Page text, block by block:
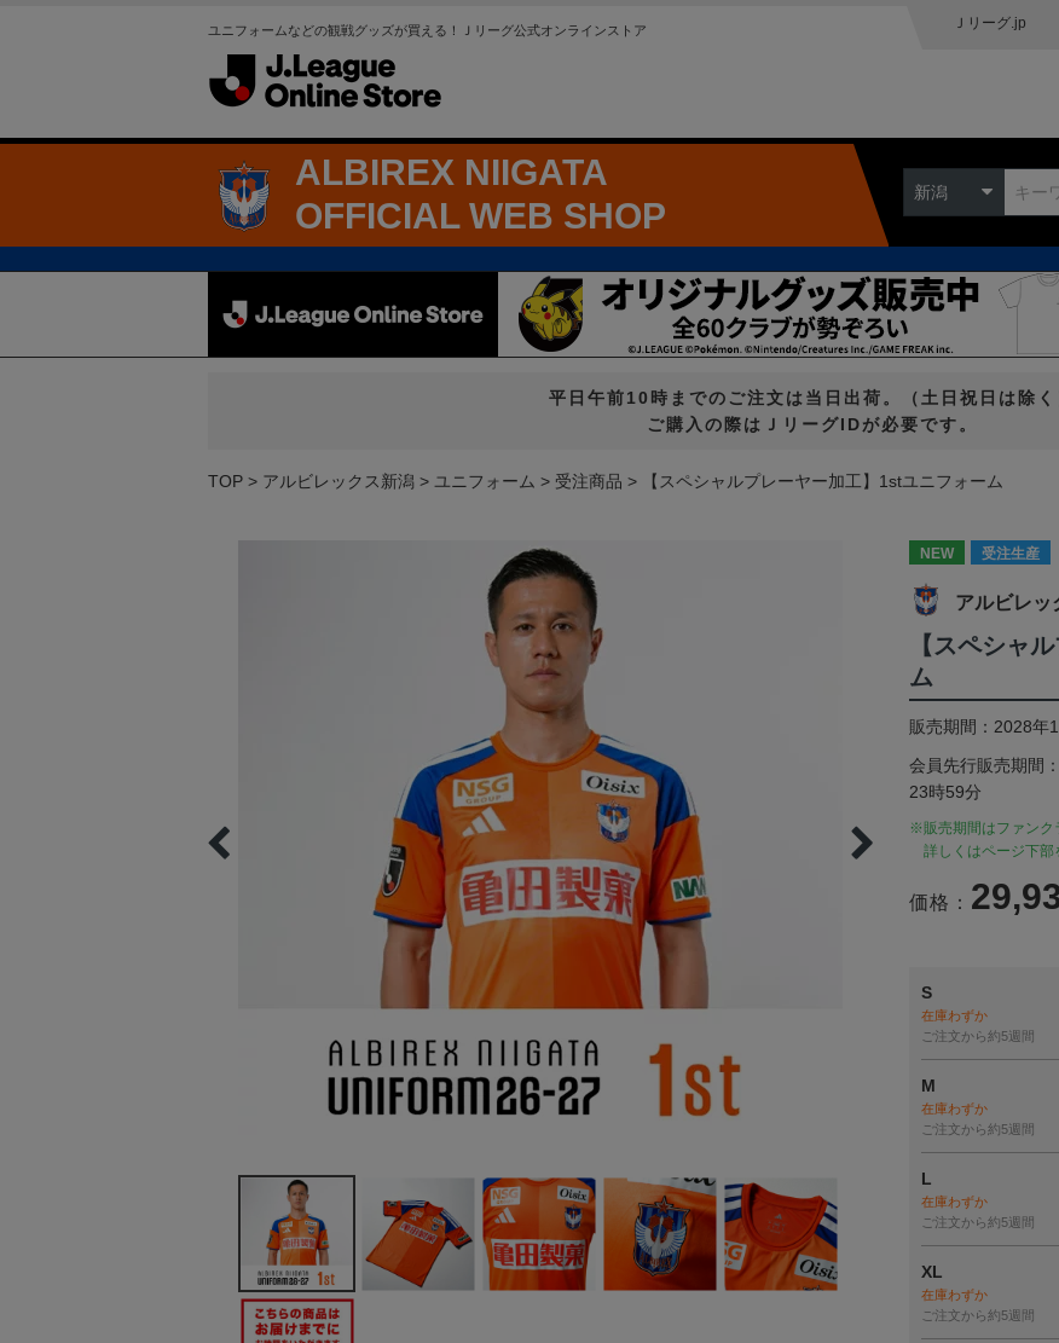
ユニフォームなどの観戦グッズが買える！Ｊリーグ公式オンラインストア Ｊリーグ.jp
ALBIREX NIIGATA
OFFICIAL WEB SHOP
新潟
平日午前10時までのご注文は当日出荷。（土日祝日は除く
ご購入の際はＪリーグIDが必要です。
TOP アルビレックス新潟 ユニフォーム 受注商品 【スペシャルプレーヤー加工】1stユニフォーム
NEW 受注生産
アルビレッ
【スペシャ
ム
販売期間：2028年
会員先行販売期間
23時59分
※販売期間はファンク
詳しくはページ下部
価格：
S
在庫わずか
ご注文から約5週間
M
在庫わずか
ご注文から約5週間
L
在庫わずか
ご注文から約5週間
XL
在庫わずか
ご注文から約5週間